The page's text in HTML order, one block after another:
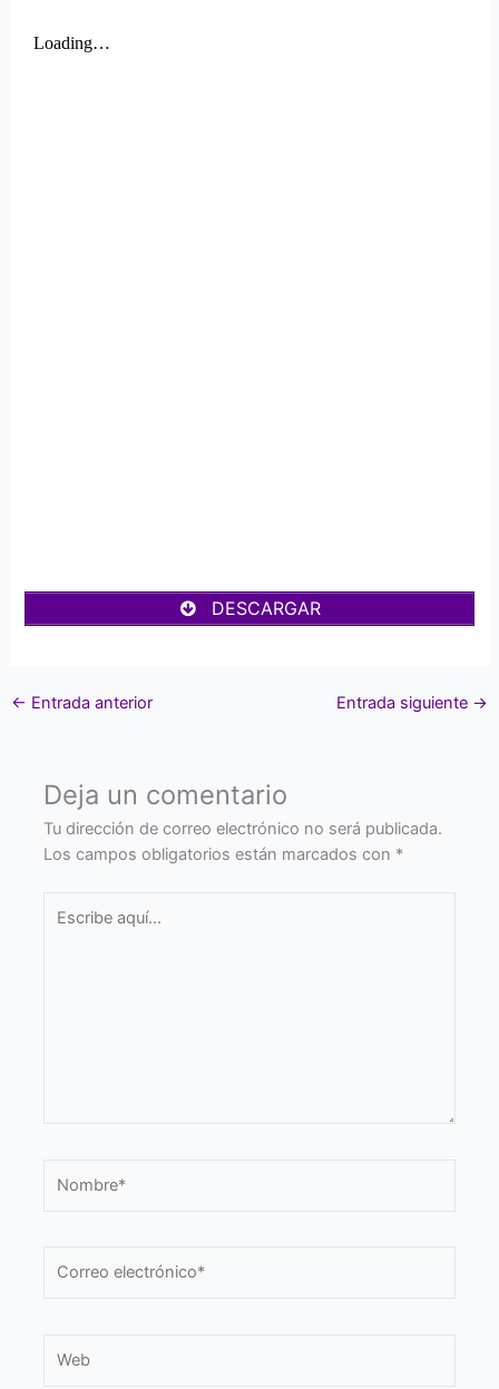
DESCARGAR
← Entrada anterior Entrada siguiente →
Deja un comentario
Tu dirección de correo electrónico no será publicada.
Los campos obligatorios están marcados con *
aquí...
electrónico*